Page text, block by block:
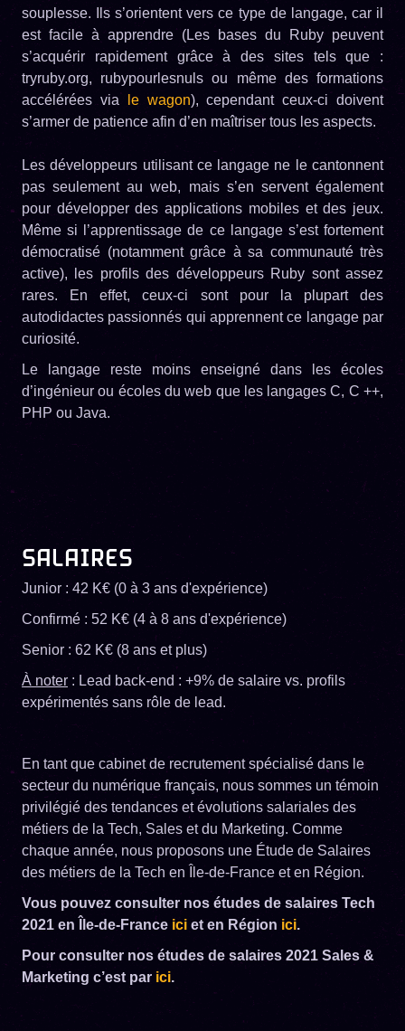
souplesse. Ils s’orientent vers ce type de langage, car il
est facile à apprendre (Les bases du Ruby peuvent
s’acquérir rapidement grâce à des sites tels que :
tryruby.org, rubypourlesnuls ou même des formations
accélérées via
le wagon), cependant ceux-ci doivent
s’armer de patience afin d’en maîtriser tous les aspects.
Les développeurs utilisant ce langage ne le cantonnent
pas seulement au web, mais s’en servent également
pour développer des applications mobiles et des jeux.
Même si l’apprentissage de ce langage s’est fortement
démocratisé (notamment grâce à sa communauté très
active), les profils des développeurs Ruby sont assez
rares. En effet, ceux-ci sont pour la plupart des
autodidactes passionnés qui apprennent ce langage par
curiosité.
Le langage reste moins enseigné dans les écoles
d’ingénieur ou écoles du web que les langages C, C ++,
PHP ou Java.
SALAIRES
Junior : 42 K€ (0 à 3 ans d'expérience)
Confirmé : 52 K€ (4 à 8 ans d'expérience)
Senior : 62 K€ (8 ans et plus)
À noter : Lead back-end : +9% de salaire vs. profils
expérimentés sans rôle de lead.
En tant que cabinet de recrutement spécialisé dans le
secteur du numérique français, nous sommes un témoin
privilégié des tendances et évolutions salariales des
métiers de la Tech, Sales et du Marketing. Comme
chaque année, nous proposons une Étude de Salaires
des métiers de la Tech en Île-de-France et en Région.
Vous pouvez consulter nos études de salaires Tech
2021 en Île-de-France ici et en Région ici.
Pour consulter nos études de salaires 2021 Sales &
Marketing c’est par ici.